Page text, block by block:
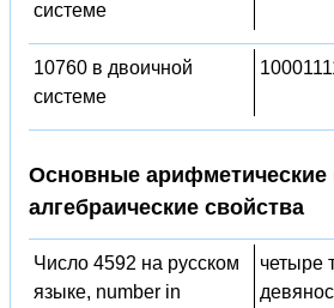
системе
10760 в двоичной
системе
Основные арифметические
алгебраические свойства
Число 4592 на русском
языке, number in
четыре